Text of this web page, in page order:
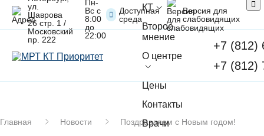
ул.
Шаврова
26 стр. 1 /
Московский
пр. 222
Пн-
Вс с
8:00
до
22:00
Доступная
среда
Версия для
слабовидящих
КТ
Второе
мнение
О центре
Цены
Контакты
Врачи
+7 (812)
+7 (812)
Главная Новости Поздравляем с Новым годом!